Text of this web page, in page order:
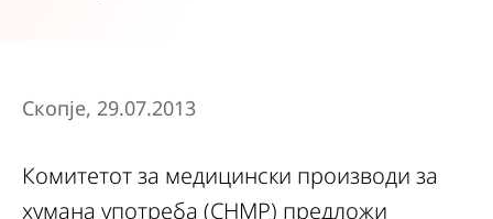
Скопје, 29.07.2013
Комитетот за медицински производи за
хумана употреба (CHMP) предложи